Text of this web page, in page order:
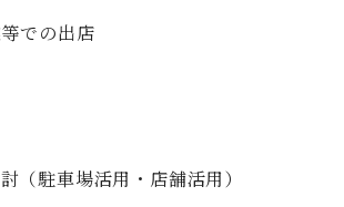
での出店
（駐車場活用・店舗活用）